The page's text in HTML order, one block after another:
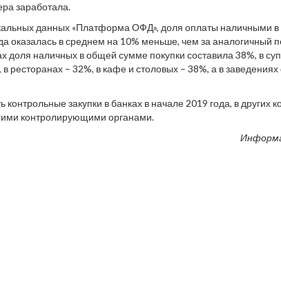
заработала.
данных «Платформа ОФД», доля оплаты наличными
оказалась в среднем на 10% меньше, чем за аналогичный
доля наличных в общей сумме покупки составила 38%, в
ресторанах – 32%, в кафе и столовых – 38%, а в
закупки в банках в начале 2019 года, в других
контролирующими органами.